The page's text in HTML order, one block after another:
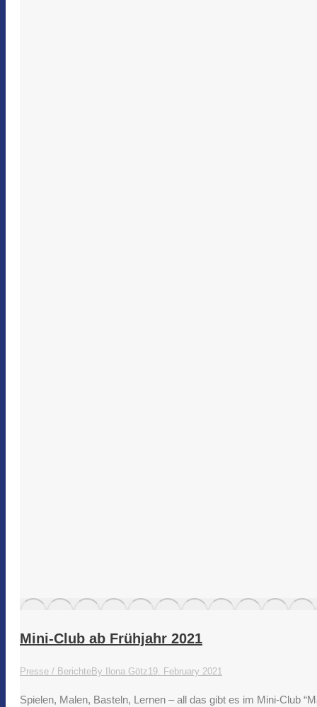
Mini-Club ab Frühjahr 2021
Presse / BerichteBy Ilona Götz19. February 2021
Spielen, Malen, Basteln, Lernen – all das gibt es im Mini-Club